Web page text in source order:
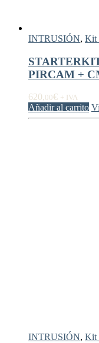
INTRUSIÓN, Kit
PIRCAM +
620,00€ + IVA
Añadir al carrito
INTRUSIÓN, Kit